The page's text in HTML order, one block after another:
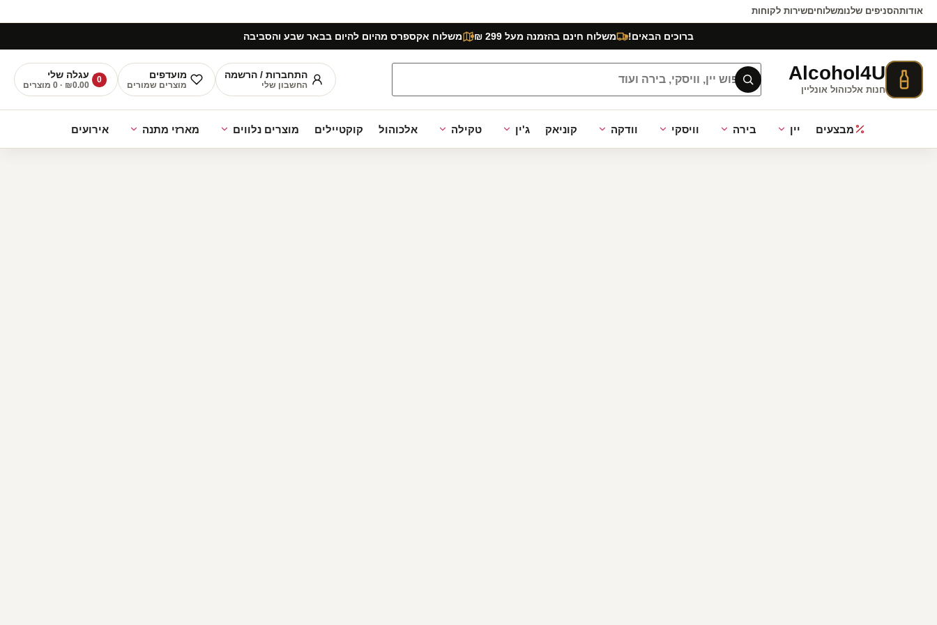
אודותהסניפים שלנומשלוחיםשירות לקוחות
ברוכים הבאים! משלוח חינם בהזמנה מעל 299 ₪ משלוח אקספרס מהיום להיום בבאר שבע והסביבה
Alcohol4U
חנות אלכוהול אונליין
התחברות / הרשמה
החשבון שלי
מועדפים
מוצרים שמורים
0 עגלה שלי
₪0.00 · 0 מוצרים
מבצעים יין בירה וויסקי וודקה קוניאק ג'ין טקילה אלכוהול קוקטיילים מוצרים נלווים מארזי מתנה אירועים